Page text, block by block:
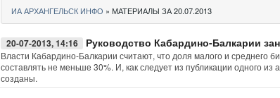
ИА АРХАНГЕЛЬСК ИНФО » МАТЕРИАЛЫ ЗА 20.07.2013
20-07-2013, 14:16 Руководство Кабардино-Балкарии
Власти Кабардино-Балкарии считают, что доля малого и среднего
составлять не меньше 30%. И, как следует из публикации одного
созданы.